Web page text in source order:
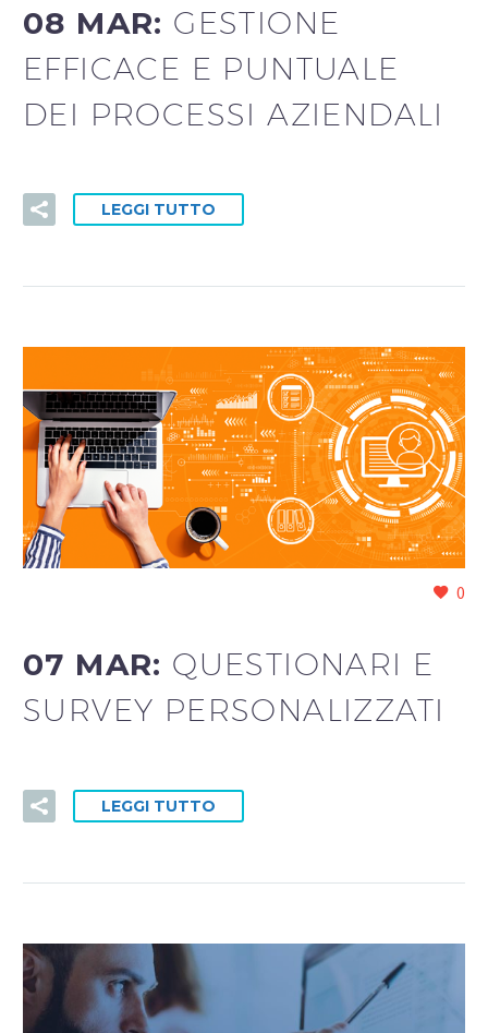
08 MAR: GESTIONE
EFFICACE E PUNTUALE
DEI PROCESSI AZIENDALI
LEGGI TUTTO
0
07 MAR: QUESTIONARI E
SURVEY PERSONALIZZATI
LEGGI TUTTO